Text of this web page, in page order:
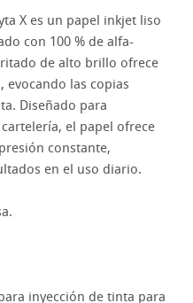
X es un papel inkjet liso
con 100 % de alfa-
de alto brillo ofrece
evocando las copias
Diseñado para
el papel ofrece
constante,
en el uso diario.
inyección de tinta para